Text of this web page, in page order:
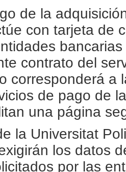
de la
con tarjeta de
contrato del
corresponderá a
de pago de
una página
la Universitat
los datos
por las